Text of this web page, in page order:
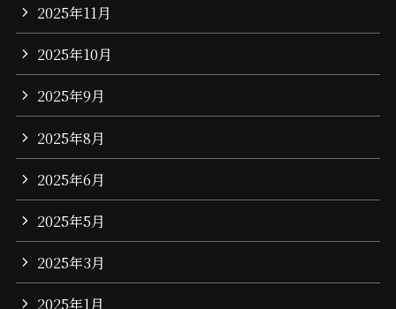
2025年11月
2025年10月
2025年9月
2025年8月
2025年6月
2025年5月
2025年3月
2025年1月